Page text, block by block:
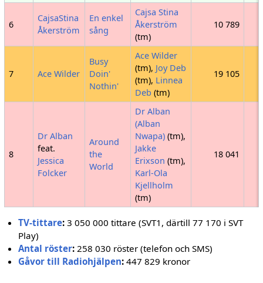
6
CajsaStina
Åkerström
En enkel
sång
Cajsa Stina
Åkerström
(tm)
10 789
7 Ace Wilder
Busy
Doin'
Nothin'
Ace Wilder
(tm), Joy Deb
(tm), Linnea
Deb (tm)
19 105
8
Dr Alban
feat.
Jessica
Folcker
Around
the
World
Dr Alban
(Alban
Nwapa) (tm),
Jakke
Erixson (tm),
Karl-Ola
Kjellholm
(tm)
18 041
TV-tittare: 3 050 000 tittare (SVT1, därtill 77 170 i SVT
Play)
Antal röster: 258 030 röster (telefon och SMS)
Gåvor till Radiohjälpen: 447 829 kronor